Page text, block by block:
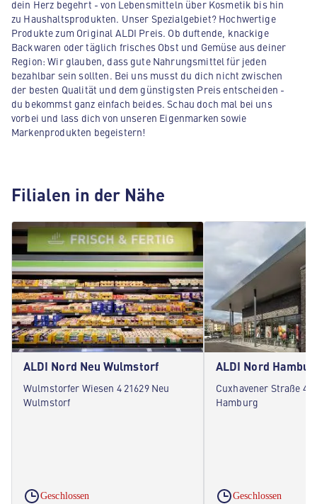
dein Herz begehrt - von Lebensmitteln über Kosmetik bis hin
zu Haushaltsprodukten. Unser Spezialgebiet? Hochwertige
Produkte zum Original ALDI Preis. Ob duftende, knackige
Backwaren oder täglich frisches Obst und Gemüse aus deiner
Region: Wir glauben, dass gute Nahrungsmittel für jeden
bezahlbar sein sollten. Bei uns musst du dich nicht zwischen
der besten Qualität und dem günstigsten Preis entscheiden -
du bekommst ganz einfach beides. Schau doch mal bei uns
vorbei und lass dich von unseren Eigenmarken sowie
Markenprodukten begeistern!
Filialen in der Nähe
ALDI Nord Neu Wulmstorf
Wulmstorfer Wiesen 4 21629 Neu
Wulmstorf
Geschlossen
ALDI Nord
Cuxhavener Straße
Hamburg
Geschlossen